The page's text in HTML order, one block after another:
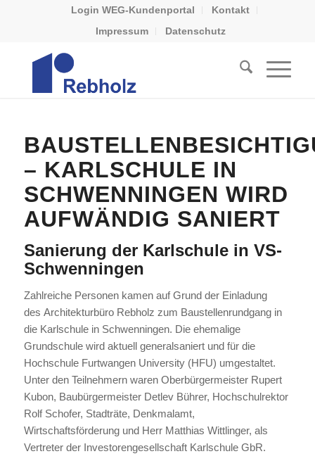
Login WEG-Kundenportal
Kontakt
Impressum
Datenschutz
– KARLSCHULE IN
SCHWENNINGEN WIRD
AUFWÄNDIG SANIERT
Sanierung der Karlschule in VS-
Schwenningen
Zahlreiche Personen kamen auf Grund der Einladung
des Architekturbüro Rebholz zum Baustellenrundgang in
die Karlschule in Schwenningen. Die ehemalige
Grundschule wird aktuell generalsaniert und für die
Hochschule Furtwangen University (HFU) umgestaltet.
Unter den Teilnehmern waren Oberbürgermeister Rupert
Kubon, Baubürgermeister Detlev Bührer, Hochschulrektor
Rolf Schofer, Stadträte, Denkmalamt,
Wirtschaftsförderung und Herr Matthias Wittlinger, als
Vertreter der Investorengesellschaft Karlschule GbR.